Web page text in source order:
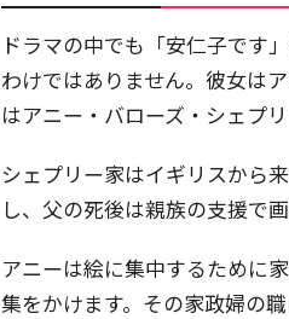
ドラマの中でも「安仁子です
わけではありません。彼女は
はアニー・バローズ・シェプ
シェプリー家はイギリスから
し、父の死後は親族の支援で画
アニーは絵に集中するために
集をかけます。その家政婦の